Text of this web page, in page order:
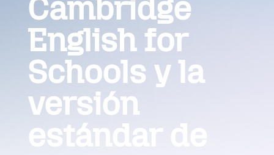
Cambridge
English for
Schools y la
versión
estándar de